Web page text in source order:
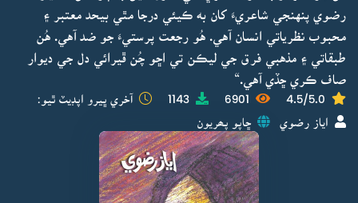
رضوي پنهنجي شاعريءَ کان به ڪيئي درجا مٿي بيحد معتبر ۽
محبوب نظرياتي انسان آهي. هُو رجعت پرستيءَ جو ضد آهي. هُن
طبقاتي ۽ مذهبي فرق جي ليڪن تي اڇو چُن ڦيرائي دل جي ديوار
صاف ڪري ڇڏي آهي.“
4.5/5.0
6901
1143 آخري ڀيرو اپڊيٽ ٿيو:
اياز رضوي ڇاپو پھريون